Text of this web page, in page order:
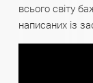
всього світу
написаних із